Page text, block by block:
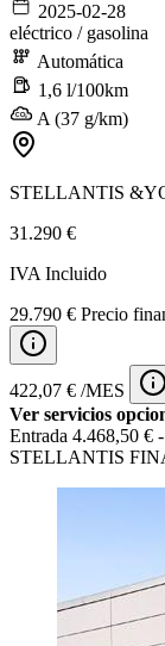
2025-02-28
eléctrico / gasolina
Automática
1,6 l/100km
A (37 g/km)
STELLANTIS
31.290 €
IVA Incluido
29.790 € Precio
422,07 € /MES
Ver servicios
Entrada 4.468,50 € -
STELLANTIS